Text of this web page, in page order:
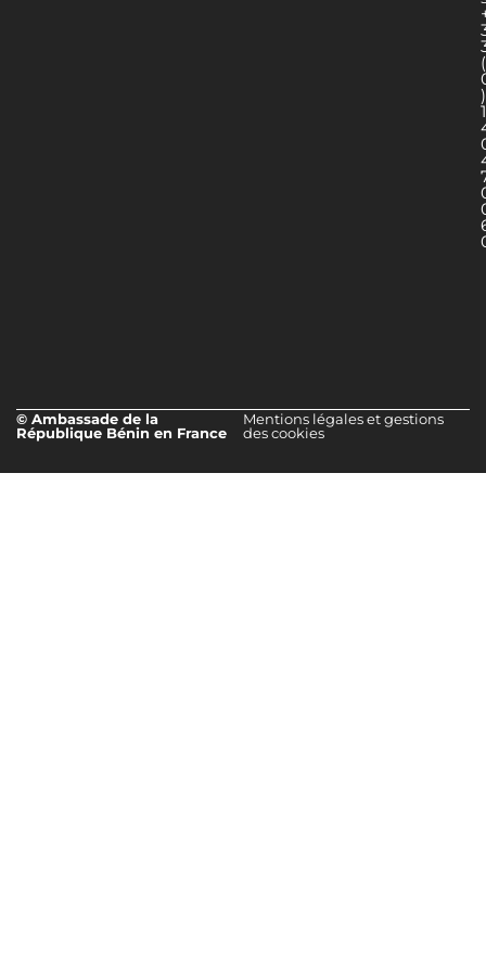
(
)
1
© Ambassade de la
République Bénin en France
Mentions légales et gestions
des cookies